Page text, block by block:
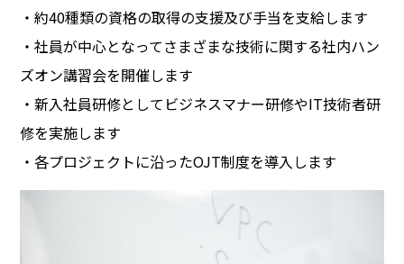
・約40種類の資格の取得の支援及び手当を支給します
・社員が中心となってさまざまな技術に関する社内ハン
ズオン講習会を開催します
・新入社員研修としてビジネスマナー研修やIT技術者研
修を実施します
・各プロジェクトに沿ったOJT制度を導入します